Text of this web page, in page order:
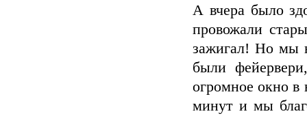
А вчера было
провожали
зажигал! Но мы
были
огромное окно
минут и мы